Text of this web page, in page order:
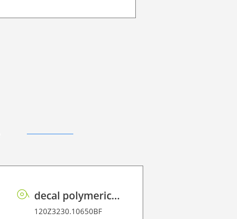
decal polymeric vinyl P HT BF PE 75 BO
120Z3230.10650BF